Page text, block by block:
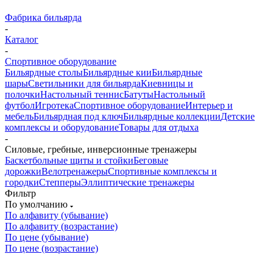
Фабрика бильярда
-
Каталог
-
Спортивное оборудование
Бильярдные столыБильярдные кииБильярдные
шарыСветильники для бильярдаКиевницы и
полочкиНастольный теннисБатутыНастольный
футболИгротекаСпортивное оборудованиеИнтерьер и
мебельБильярдная под ключБильярдные коллекцииДетские
комплексы и оборудованиеТовары для отдыха
-
Силовые, гребные, инверсионные тренажеры
Баскетбольные щиты и стойкиБеговые
дорожкиВелотренажерыСпортивные комплексы и
городкиСтепперыЭллиптические тренажеры
Фильтр
По умолчанию
По алфавиту (убывание)
По алфавиту (возрастание)
По цене (убывание)
По цене (возрастание)